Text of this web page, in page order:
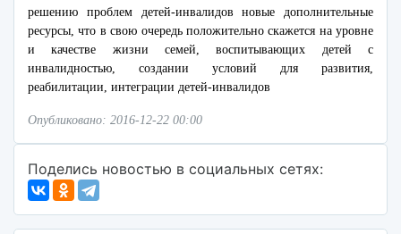
решению проблем детей-инвалидов новые дополнительные
ресурсы, что в свою очередь положительно скажется на уровне
и качестве жизни семей, воспитывающих детей с
инвалидностью, создании условий для развития,
реабилитации, интеграции детей-инвалидов
Опубликовано: 2016-12-22 00:00
Поделись новостью в социальных сетях: